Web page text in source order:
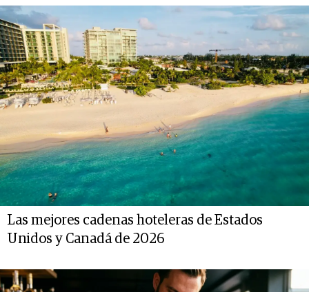
Las mejores cadenas hoteleras de Estados
Unidos y Canadá de 2026